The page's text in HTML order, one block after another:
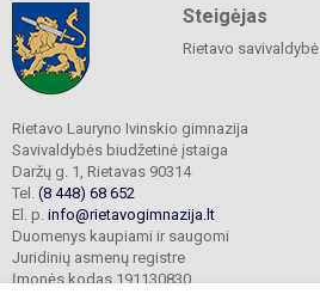
Steigėjas
Rietavo savivaldybė
Rietavo Lauryno Ivinskio gimnazija
Savivaldybės biudžetinė įstaiga
Daržų g. 1, Rietavas 90314
Tel. (8 448) 68 652
El. p. info@rietavogimnazija.lt
Duomenys kaupiami ir saugomi
Juridinių asmenų registre
Įmonės kodas 191130830